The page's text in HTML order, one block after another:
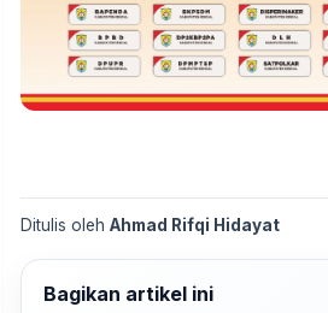
Ditulis oleh Ahmad Rifqi Hidayat
Bagikan artikel ini